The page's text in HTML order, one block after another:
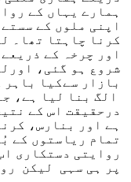
ہمارے یہاں کے
اپنی ملوں کے
کرنا چاہتا تھا۔
اور چرخہ کے
شروع ہو گئی،
بازار سےکیا
الگ بنا لیا ہے،
درحقیقت اس کے
ہے اور بنارس،
تمام ریاستوں کے
روایتی دستکاری
پر ہی سہی لیکن